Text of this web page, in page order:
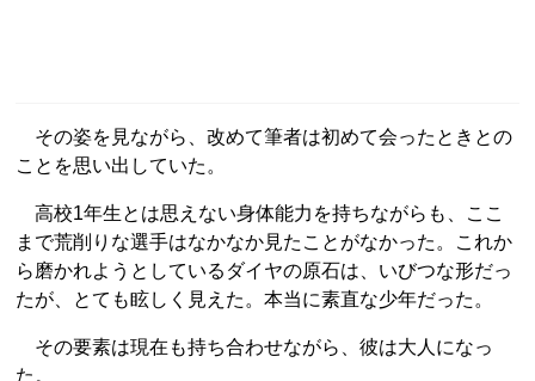
その姿を見ながら、改めて筆者は初めて会ったときとの
ことを思い出していた。
高校1年生とは思えない身体能力を持ちながらも、ここ
まで荒削りな選手はなかなか見たことがなかった。これか
ら磨かれようとしているダイヤの原石は、いびつな形だっ
たが、とても眩しく見えた。本当に素直な少年だった。
その要素は現在も持ち合わせながら、彼は大人になっ
た。